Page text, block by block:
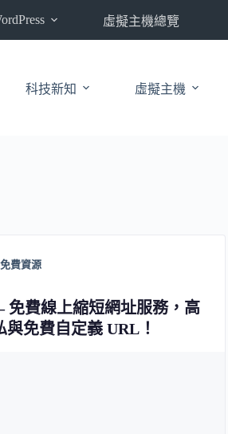
虛擬主機總覽
科技新知 虛擬主機
免費資源
免費線上縮短網址服務，高
與免費自定義 URL！